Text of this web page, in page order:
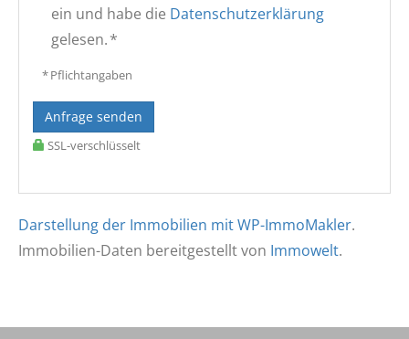
ein und habe die Datenschutzerklärung
gelesen. *
* Pflichtangaben
Anfrage senden
SSL-verschlüsselt
Darstellung der Immobilien mit WP-ImmoMakler.
Immobilien-Daten bereitgestellt von Immowelt.